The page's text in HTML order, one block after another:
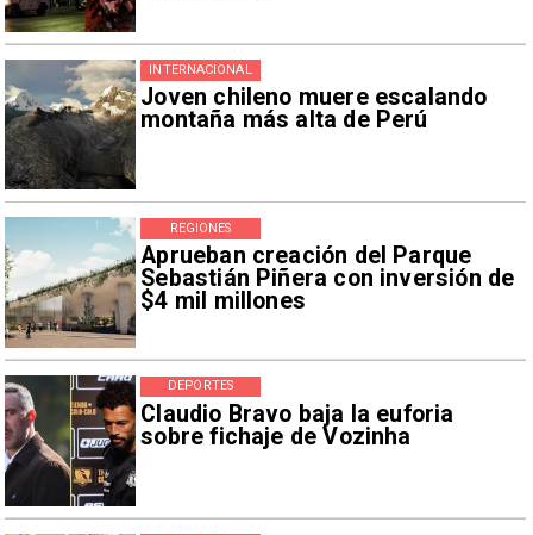
Joven chileno muere escalando
montaña más alta de Perú
INTERNACIONAL
Aprueban creación del Parque
Sebastián Piñera con inversión de
$4 mil millones
REGIONES
Claudio Bravo baja la euforia
sobre fichaje de Vozinha
DEPORTES